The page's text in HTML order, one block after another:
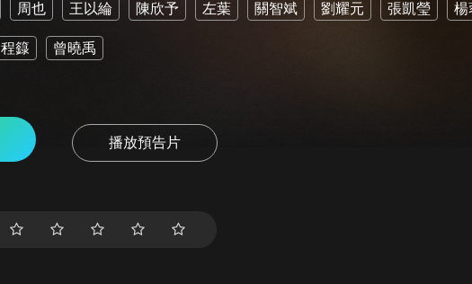
周也 王以綸 陳欣予 左葉 關智斌 劉耀元 張凱瑩 楊
程籙 曾曉禹
播放預告片